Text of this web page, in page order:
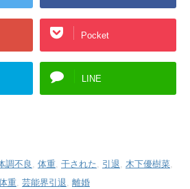
Pocket
LINE
調不良 , 体重, 干された, 引退, 木下優樹菜,
重, 芸能界引退, 離婚